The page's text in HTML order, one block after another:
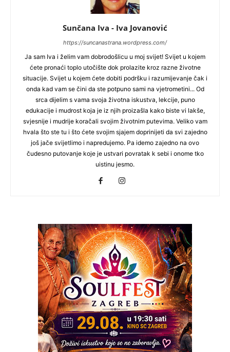
Sunčana Iva - Iva Jovanović
https://suncanastrana.wordpress.com/
Ja sam Iva i želim vam dobrodošlicu u moj svijet! Svijet u kojem
ćete pronaći toplo utočište dok prolazite kroz razne životne
situacije. Svijet u kojem ćete dobiti podršku i razumijevanje čak i
onda kad vam se čini da ste potpuno sami na vjetrometini... Od
srca dijelim s vama svoja životna iskustva, lekcije, puno
edukacije i mudrost koja je iz njih proizašla kako biste vi lakše,
svjesnije i mudrije koračali svojim životnim putevima. Veliko vam
hvala što ste tu i što ćete svojim sjajem doprinijeti da svi zajedno
još jače svijetlimo i napredujemo. Pa idemo zajedno na ovo
čudesno putovanje koje je ustvari povratak k sebi i onome tko
uistinu jesmo.